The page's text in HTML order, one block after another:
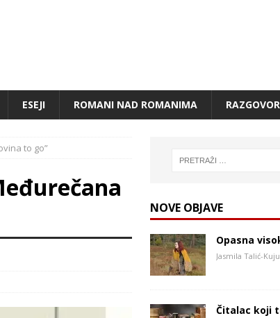
ESEJI ROMANI NAD ROMANIMA
to go”
NOVE OBJAVE
Opasna
Jasmila Talić-
Čitalac koji